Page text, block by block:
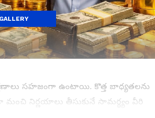
సహజంగా ఉంటాయి. కొత్త బాధ్యతలను
మంచి నిర్ణయాలు తీసుకునే సామర్థ్యం వీరి